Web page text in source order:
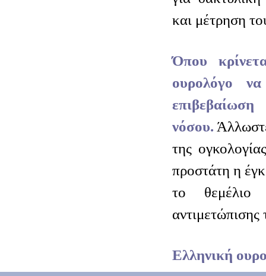
και μέτρηση
Όπου
ουρολόγο
νόσου.
της
προστάτη η
το θεμέλιο
αντιμετώπισης
Ελληνική